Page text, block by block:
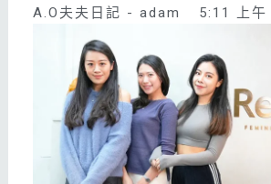
A.O夫夫日記 - adam 5:11 上午